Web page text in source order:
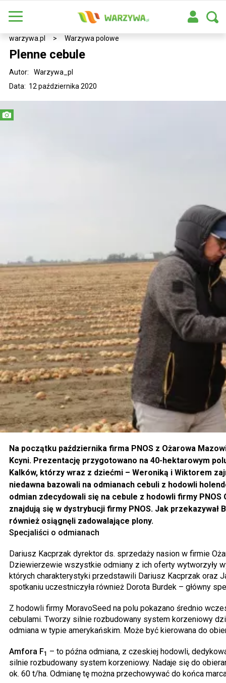
warzywa.pl > Warzywa polowe
Plenne cebule
Data: 12 października 2020
Autor: Warzywa_pl
Na początku października firma PNOS z Ożarowa
Kcyni. Prezentację przygotowano na 40-hektarowym
Kalków, którzy wraz z dziećmi – Weroniką i Wiktorem
niedawna bazowali na odmianach cebuli z hodowli
odmian zdecydowali się na cebule z hodowli firmy
znajdują się w dystrybucji firmy PNOS. Jak przekazywał
również osiągnęli zadowalające plony.
Specjaliści o odmianach
Dariusz Kacprzak dyrektor ds. sprzedaży nasion w firmie
Dziewierzewie wszystkie odmiany z ich oferty wytworzyły
których charakterystyki przedstawili Dariusz Kacprzak oraz
spotkaniu uczestniczyła również Dorota Burdek – główny
Z hodowli firmy MoravoSeed na polu pokazano średnio
cebulami. Tworzy silnie rozbudowany system korzeniowy
odmiana w typie amerykańskim. Może być kierowana do
Amfora F1 – to późna odmiana, z czeskiej hodowli,
silnie rozbudowany system korzeniowy. Nadaje się do
ok. 60 t/ha. Odmianę tę można przechowywać do końca